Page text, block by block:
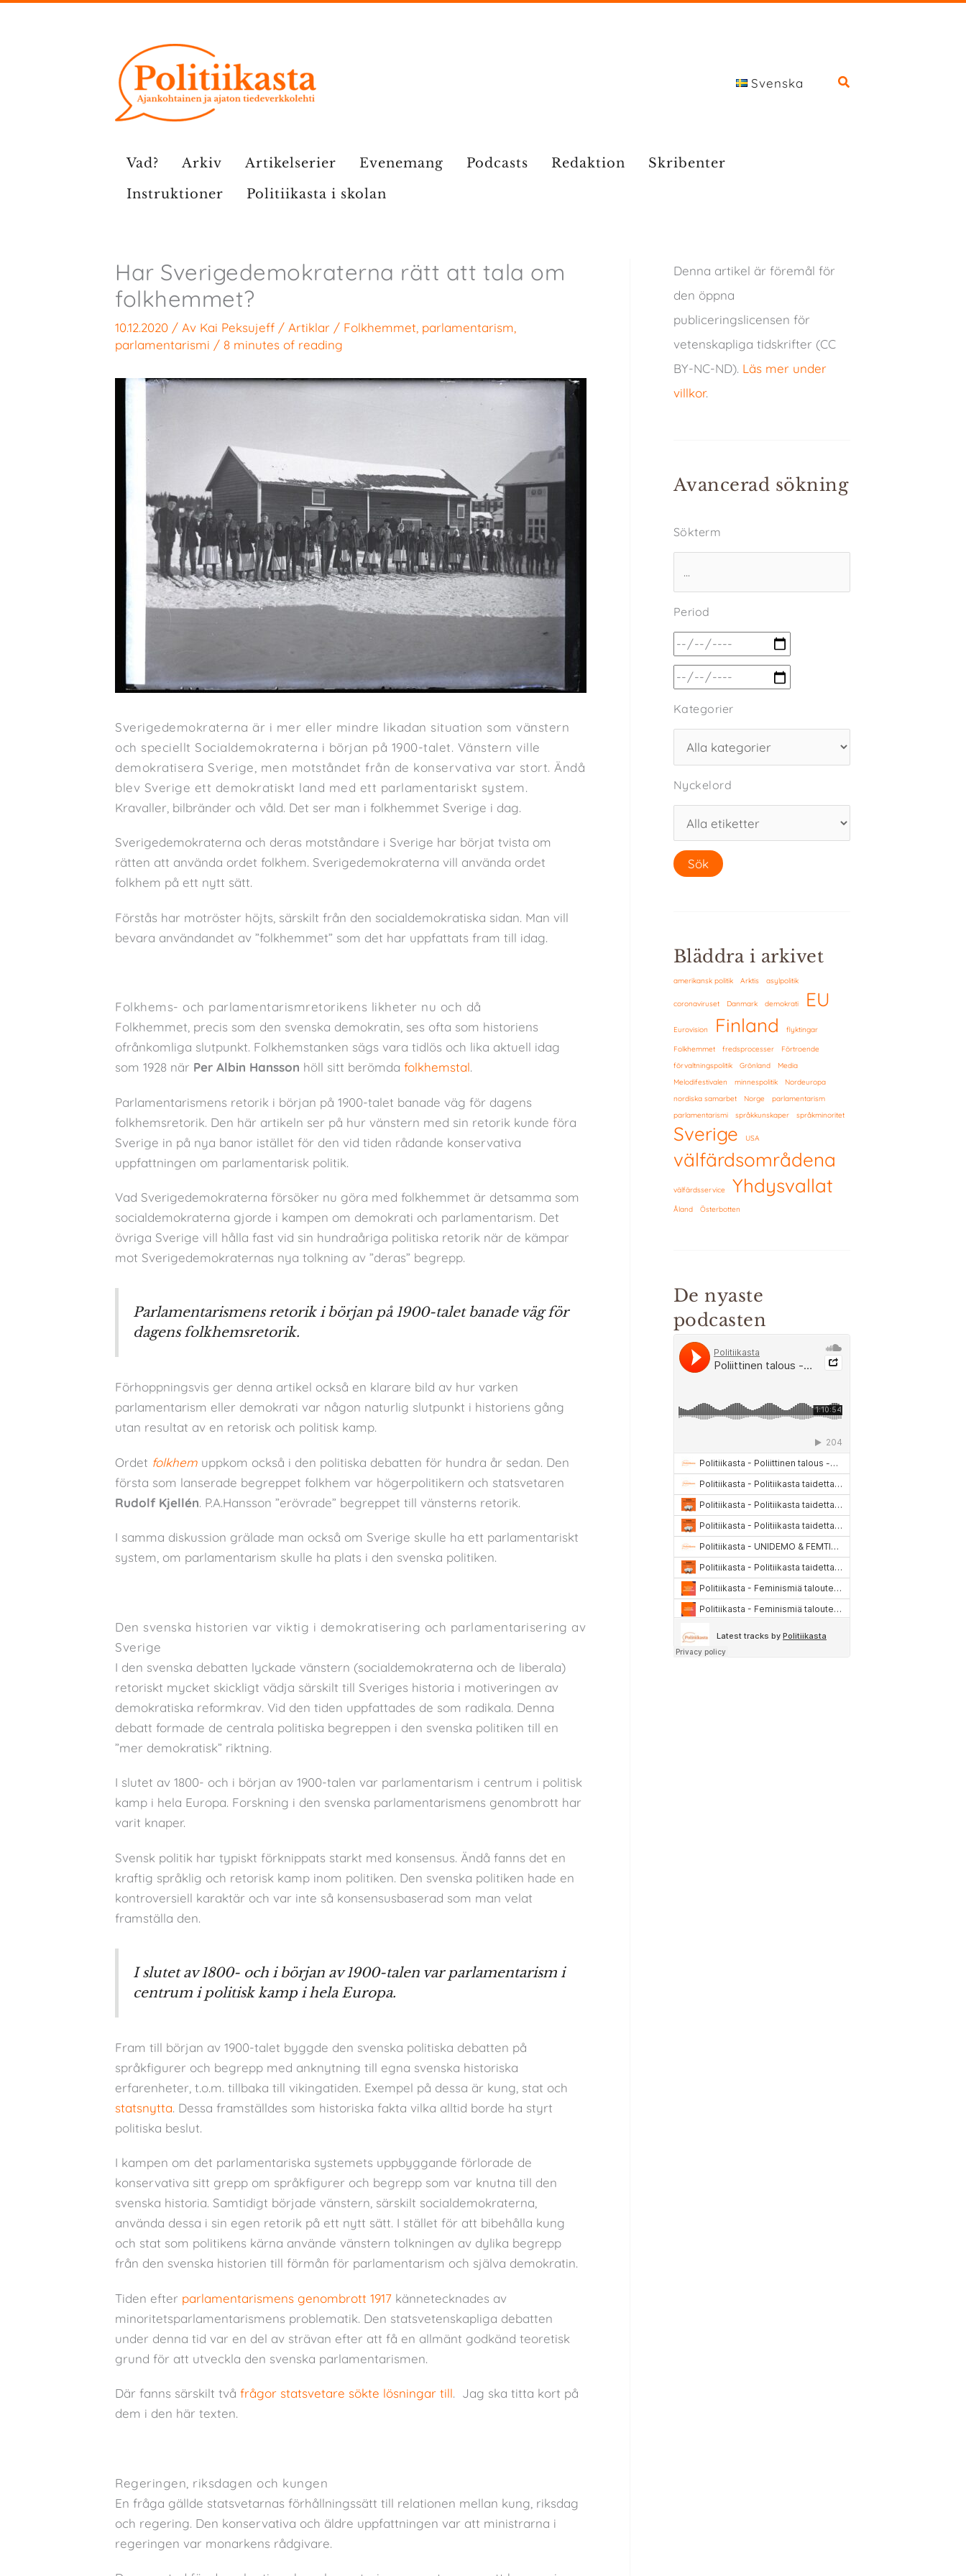
Svenska
Vad? Arkiv Artikelserier Evenemang Podcasts Redaktion
Skribenter
Instruktioner
Politiikasta i skolan
Har Sverigedemokraterna rätt att tala om
folkhemmet?
10.12.2020 / Av Kai Peksujeff / Artiklar / Folkhemmet parlamentarism
parlamentarismi / 8 minutes of reading
Sverigedemokraterna är i mer eller mindre likadan situation som vänstern
och speciellt Socialdemokraterna i början på 1900-talet. Vänstern ville
demokratisera Sverige, men motståndet från de konservativa var stort. Ändå
blev Sverige ett demokratiskt land med ett parlamentariskt system.
Kravaller, bilbränder och våld. Det ser man i folkhemmet Sverige i dag.
Sverigedemokraterna och deras motståndare i Sverige har börjat tvista om
rätten att använda ordet folkhem. Sverigedemokraterna vill använda ordet
folkhem på ett nytt sätt.
Förstås har motröster höjts, särskilt från den socialdemokratiska sidan. Man vill
bevara användandet av ”folkhemmet” som det har uppfattats fram till idag.
Folkhems- och parlamentarismretorikens likheter nu och då
Folkhemmet, precis som den svenska demokratin, ses ofta som historiens
ofrånkomliga slutpunkt. Folkhemstanken sägs vara tidlös och lika aktuell idag
som 1928 när Per Albin Hansson höll sitt berömda folkhemstal.
Parlamentarismens retorik i början på 1900-talet banade väg för dagens
folkhemsretorik. Den här artikeln ser på hur vänstern med sin retorik kunde föra
Sverige in på nya banor istället för den vid tiden rådande konservativa
uppfattningen om parlamentarisk politik.
Vad Sverigedemokraterna försöker nu göra med folkhemmet är detsamma som
socialdemokraterna gjorde i kampen om demokrati och parlamentarism. Det
övriga Sverige vill hålla fast vid sin hundraåriga politiska retorik när de kämpar
mot Sverigedemokraternas nya tolkning av ”deras” begrepp.
Parlamentarismens retorik i början på 1900-talet banade väg för
dagens folkhemsretorik.
Förhoppningsvis ger denna artikel också en klarare bild av hur varken
parlamentarism eller demokrati var någon naturlig slutpunkt i historiens gång
utan resultat av en retorisk och politisk kamp.
Ordet folkhem uppkom också i den politiska debatten för hundra år sedan. Den
första som lanserade begreppet folkhem var högerpolitikern och statsvetaren
Rudolf Kjellén. P.A.Hansson ”erövrade” begreppet till vänsterns retorik.
I samma diskussion grälade man också om Sverige skulle ha ett parlamentariskt
system, om parlamentarism skulle ha plats i den svenska politiken.
Den svenska historien var viktig i demokratisering och parlamentarisering av
Sverige
I den svenska debatten lyckade vänstern (socialdemokraterna och de liberala)
retoriskt mycket skickligt vädja särskilt till Sveriges historia i motiveringen av
demokratiska reformkrav. Vid den tiden uppfattades de som radikala. Denna
debatt formade de centrala politiska begreppen i den svenska politiken till en
”mer demokratisk” riktning.
I slutet av 1800- och i början av 1900-talen var parlamentarism i centrum i politisk
kamp i hela Europa. Forskning i den svenska parlamentarismens genombrott har
varit knaper.
Svensk politik har typiskt förknippats starkt med konsensus. Ändå fanns det en
kraftig språklig och retorisk kamp inom politiken. Den svenska politiken hade en
kontroversiell karaktär och var inte så konsensusbaserad som man velat
framställa den.
I slutet av 1800- och i början av 1900-talen var parlamentarism i
centrum i politisk kamp i hela Europa.
Fram till början av 1900-talet byggde den svenska politiska debatten på
språkfigurer och begrepp med anknytning till egna svenska historiska
erfarenheter, t.o.m. tillbaka till vikingatiden. Exempel på dessa är kung, stat och
statsnytta. Dessa framställdes som historiska fakta vilka alltid borde ha styrt
politiska beslut.
I kampen om det parlamentariska systemets uppbyggande förlorade de
konservativa sitt grepp om språkfigurer och begrepp som var knutna till den
svenska historia. Samtidigt började vänstern, särskilt socialdemokraterna,
använda dessa i sin egen retorik på ett nytt sätt. I stället för att bibehålla kung
och stat som politikens kärna använde vänstern tolkningen av dylika begrepp
från den svenska historien till förmån för parlamentarism och själva demokratin.
Tiden efter parlamentarismens genombrott 1917 kännetecknades av
minoritetsparlamentarismens problematik. Den statsvetenskapliga debatten
under denna tid var en del av strävan efter att få en allmänt godkänd teoretisk
grund för att utveckla den svenska parlamentarismen.
Där fanns särskilt två frågor statsvetare sökte lösningar till. Jag ska titta kort på
dem i den här texten.
Regeringen, riksdagen och kungen
En fråga gällde statsvetarnas förhållningssätt till relationen mellan kung, riksdag
och regering. Den konservativa och äldre uppfattningen var att ministrarna i
regeringen var monarkens rådgivare.
Denna artikel är föremål för
den öppna
publiceringslicensen för
vetenskapliga tidskrifter (CC
BY-NC-ND). Läs mer under
villkor.
Avancerad sökning
Sökterm
Period
Kategorier
Nyckelord
Bläddra i arkivet
amerikansk politik Arktis asylpolitik
coronaviruset Danmark demokrati EU
Eurovision Finland flyktingar
Folkhemmet fredsprocesser
Förtroende
förvaltningspolitik
Grönland
Media
Melodifestivalen
minnespolitik
Nordeuropa
nordiska samarbet
Norge
parlamentarism
parlamentarismi
språkkunskaper språkminoritet
Sverige USA
välfärdsområdena
välfärdsservice Yhdysvallat
Åland Österbotten
De nyaste
podcasten